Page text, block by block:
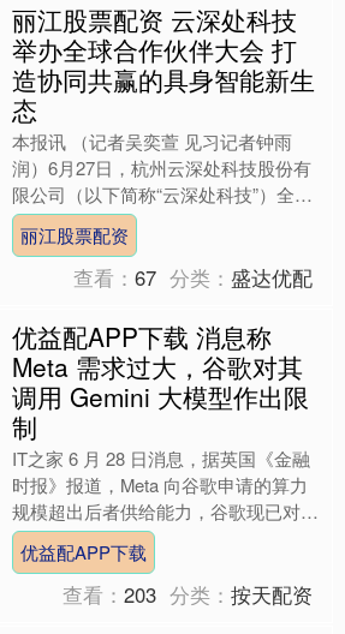
丽江股票配资 云深处科技
举办全球合作伙伴大会 打
造协同共赢的具身智能新生
态
本报讯 （记者吴奕萱 见习记者钟雨
润）6月27日，杭州云深处科技股份有
限公司（以下简称“云深处科技”）全球
合作伙伴大会在杭州启幕。本次大会聚
焦具身智能从技术验证....
丽江股票配资
查看：67 分类：盛达优配
优益配APP下载 消息称
Meta 需求过大，谷歌对其
调用 Gemini 大模型作出限
制
IT之家 6 月 28 日消息，据英国《金融
时报》报道，Meta 向谷歌申请的算力
规模超出后者供给能力，谷歌现已对
Meta 调用其 Gemini 人工智能大模....
优益配APP下载
查看：203 分类：按天配资